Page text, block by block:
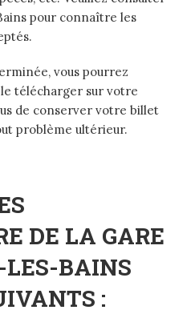
pour connaître les
vous pourrez
télécharger sur votre
de conserver votre billet
problème ultérieur.
DE LA GARE
LES-BAINS
: